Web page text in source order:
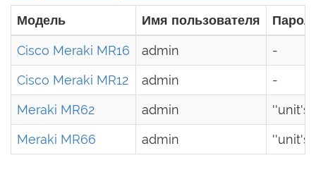
Модель Имя пользователя
Cisco Meraki MR16 admin
-
Cisco Meraki MR12
admin
-
Meraki MR62
admin
''unit's
Meraki MR66
admin ''unit's